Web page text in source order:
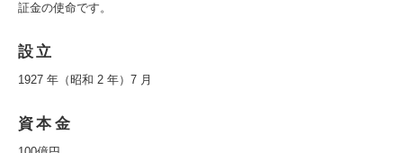
証金の使命です。
設立
1927 年（昭和 2 年）7 月
資本金